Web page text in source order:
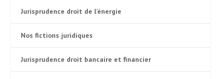
Jurisprudence droit de l’énergie
Nos fictions juridiques
Jurisprudence droit bancaire et financier